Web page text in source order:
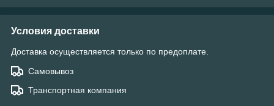
Условия доставки
Доставка осуществляется только по предоплате.
Самовывоз
Транспортная компания